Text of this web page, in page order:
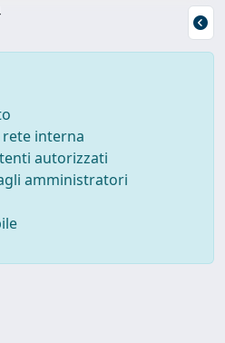
interna
autorizzati
amministratori